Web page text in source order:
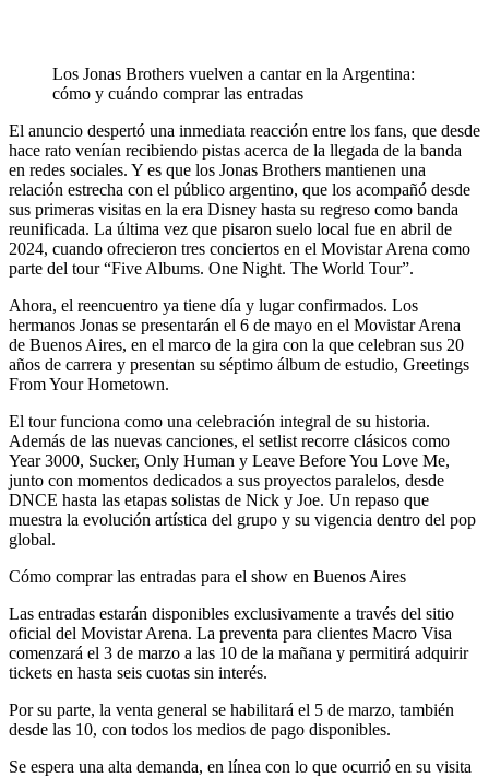
Los Jonas Brothers vuelven a cantar en la Argentina:
cómo y cuándo comprar las entradas
El anuncio despertó una inmediata reacción entre los fans, que desde
hace rato venían recibiendo pistas acerca de la llegada de la banda
en redes sociales. Y es que los Jonas Brothers mantienen una
relación estrecha con el público argentino, que los acompañó desde
sus primeras visitas en la era Disney hasta su regreso como banda
reunificada. La última vez que pisaron suelo local fue en abril de
2024, cuando ofrecieron tres conciertos en el Movistar Arena como
parte del tour “Five Albums. One Night. The World Tour”.
Ahora, el reencuentro ya tiene día y lugar confirmados. Los
hermanos Jonas se presentarán el 6 de mayo en el Movistar Arena
de Buenos Aires, en el marco de la gira con la que celebran sus 20
años de carrera y presentan su séptimo álbum de estudio, Greetings
From Your Hometown.
El tour funciona como una celebración integral de su historia.
Además de las nuevas canciones, el setlist recorre clásicos como
Year 3000, Sucker, Only Human y Leave Before You Love Me,
junto con momentos dedicados a sus proyectos paralelos, desde
DNCE hasta las etapas solistas de Nick y Joe. Un repaso que
muestra la evolución artística del grupo y su vigencia dentro del pop
global.
Cómo comprar las entradas para el show en Buenos Aires
Las entradas estarán disponibles exclusivamente a través del sitio
oficial del Movistar Arena. La preventa para clientes Macro Visa
comenzará el 3 de marzo a las 10 de la mañana y permitirá adquirir
tickets en hasta seis cuotas sin interés.
Por su parte, la venta general se habilitará el 5 de marzo, también
desde las 10, con todos los medios de pago disponibles.
Se espera una alta demanda, en línea con lo que ocurrió en su visita